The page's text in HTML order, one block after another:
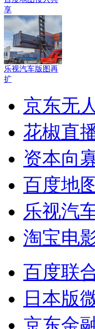
享
乐视汽车版图再
扩
京东无
花椒直
资本向
百度地
乐视汽
淘宝电
百度联
日本版
京东金